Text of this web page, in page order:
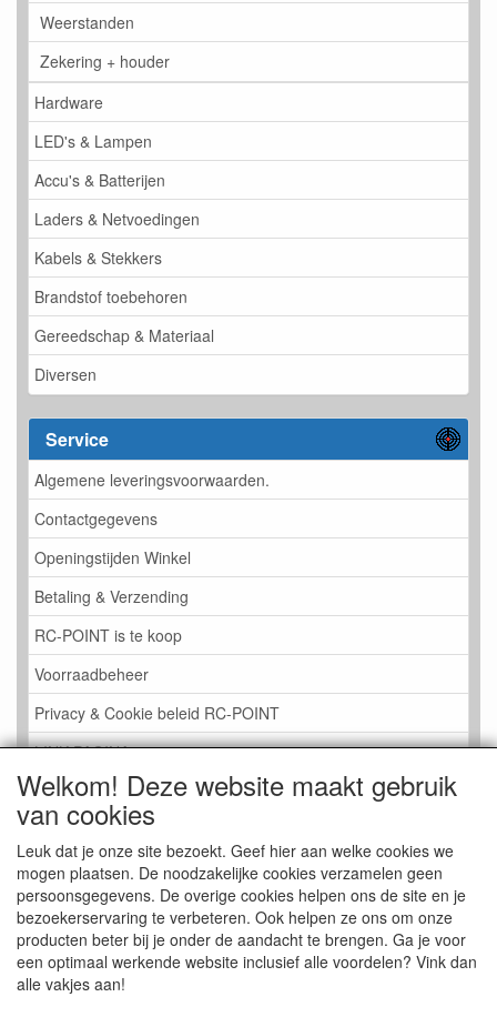
Weerstanden
Zekering + houder
Hardware
LED's & Lampen
Accu's & Batterijen
Laders & Netvoedingen
Kabels & Stekkers
Brandstof toebehoren
Gereedschap & Materiaal
Diversen
Service
Algemene leveringsvoorwaarden.
Contactgegevens
Openingstijden Winkel
Betaling & Verzending
RC-POINT is te koop
Voorraadbeheer
Privacy & Cookie beleid RC-POINT
LINK PAGINA
Gastenboek RC-POINT
Kijkje in de Winkel
Welkom! Deze website maakt gebruik
van cookies
Leuk dat je onze site bezoekt. Geef hier aan welke cookies we
mogen plaatsen. De noodzakelijke cookies verzamelen geen
persoonsgegevens. De overige cookies helpen ons de site en je
bezoekerservaring te verbeteren. Ook helpen ze ons om onze
producten beter bij je onder de aandacht te brengen. Ga je voor
een optimaal werkende website inclusief alle voordelen? Vink dan
alle vakjes aan!